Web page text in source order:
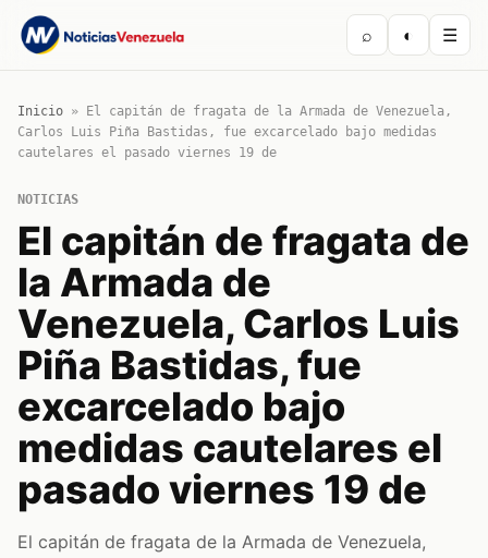
⌕ ◐ ☰
Inicio »
El capitán de fragata de la Armada de Venezuela,
Carlos Luis Piña Bastidas, fue excarcelado bajo medidas
cautelares el pasado viernes 19 de
NOTICIAS
El capitán de fragata de
la Armada de
Venezuela, Carlos Luis
Piña Bastidas, fue
excarcelado bajo
medidas cautelares el
pasado viernes 19 de
El capitán de fragata de la Armada de Venezuela,